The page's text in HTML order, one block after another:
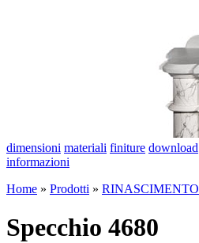
dimensioni materiali finiture download
informazioni
Home » Prodotti » RINASCIMENTO
Specchio 4680